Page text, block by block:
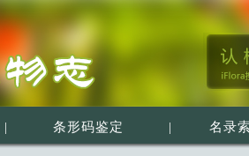
| 条形码鉴定 | 名录索